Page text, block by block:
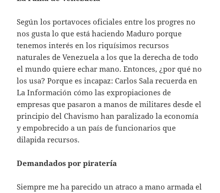
Según los portavoces oficiales entre los progres no
nos gusta lo que está haciendo Maduro porque
tenemos interés en los riquísimos recursos
naturales de Venezuela a los que la derecha de todo
el mundo quiere echar mano. Entonces, ¿por qué no
los usa? Porque es incapaz: Carlos Sala recuerda en
La Información cómo las expropiaciones de
empresas que pasaron a manos de militares desde el
principio del Chavismo han paralizado la economía
y empobrecido a un país de funcionarios que
dilapida recursos.
Demandados por piratería
Siempre me ha parecido un atraco a mano armada el